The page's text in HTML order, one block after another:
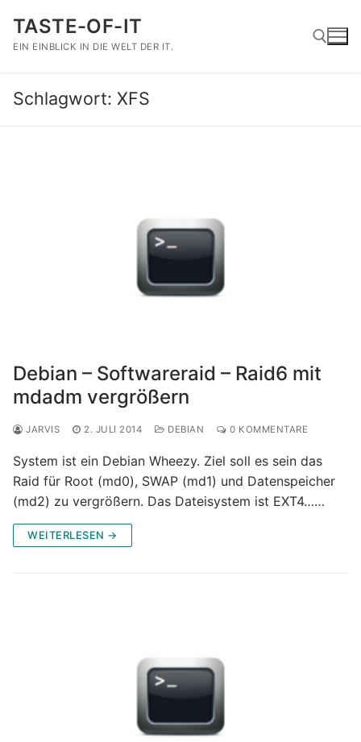
Inhalt
springen
TASTE-OF-IT
EIN EINBLICK IN DIE WELT DER IT.
Schlagwort: XFS
Debian – Softwareraid – Raid6 mit
mdadm vergrößern
JARVIS 2. JULI 2014 DEBIAN 0 KOMMENTARE
System ist ein Debian Wheezy. Ziel soll es sein das
Raid für Root (md0), SWAP (md1) und Datenspeicher
(md2) zu vergrößern. Das Dateisystem ist EXT4……
WEITERLESEN →